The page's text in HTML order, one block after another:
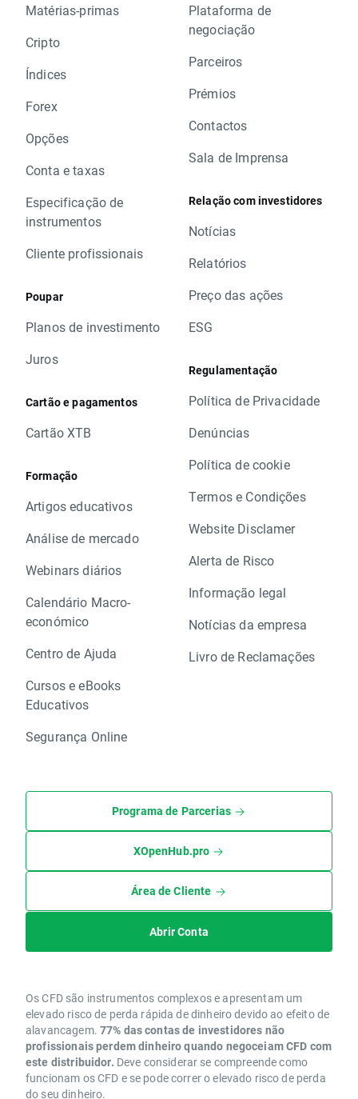
Matérias-primas
Cripto
Índices
Forex
Opções
Conta e taxas
Especificação de
instrumentos
Cliente profissionais
Poupar
Planos de investimento
Juros
Cartão e pagamentos
Cartão XTB
Formação
Artigos educativos
Análise de mercado
Webinars diários
Calendário Macro-
económico
Centro de Ajuda
Cursos e eBooks
Educativos
Segurança Online
Plataforma de
negociação
Parceiros
Prémios
Contactos
Sala de Imprensa
Relação com investidores
Notícias
Relatórios
Preço das ações
ESG
Regulamentação
Política de Privacidade
Denúncias
Política de cookie
Termos e Condições
Website Disclamer
Alerta de Risco
Informação legal
Notícias da empresa
Livro de Reclamações
Programa de Parcerias
XOpenHub.pro
Área de Cliente
Abrir Conta
Os CFD são instrumentos complexos e apresentam um
elevado risco de perda rápida de dinheiro devido ao efeito de
alavancagem. 77% das contas de investidores não
profissionais perdem dinheiro quando negoceiam CFD com
este distribuidor. Deve considerar se compreende como
funcionam os CFD e se pode correr o elevado risco de perda
do seu dinheiro.